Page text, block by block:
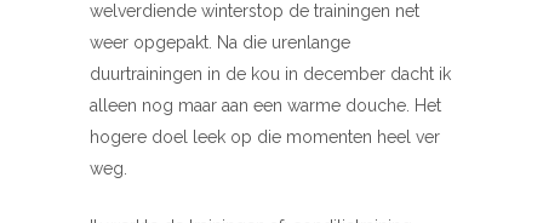
welverdiende winterstop de trainingen net
weer opgepakt. Na die urenlange
duurtrainingen in de kou in december dacht ik
alleen nog maar aan een warme douche. Het
hogere doel leek op die momenten heel ver
weg.